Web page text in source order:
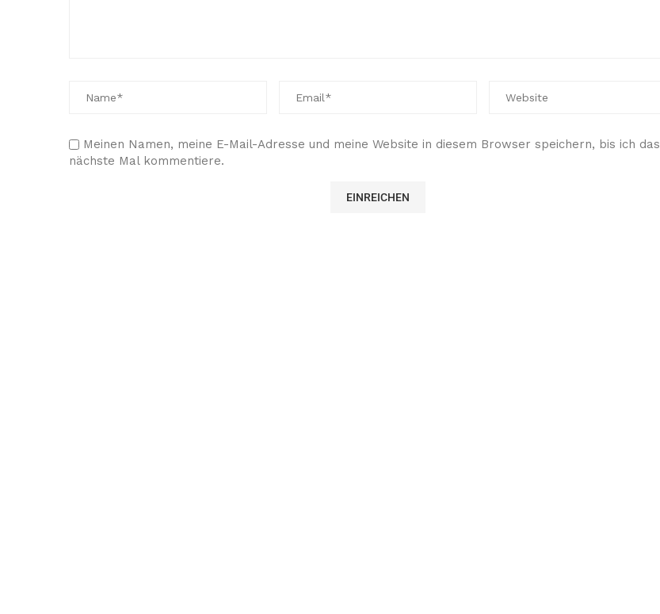
Meinen Namen, meine E-Mail-Adresse und meine Website in diesem Browser speichern, bis ich das
nächste Mal kommentiere.